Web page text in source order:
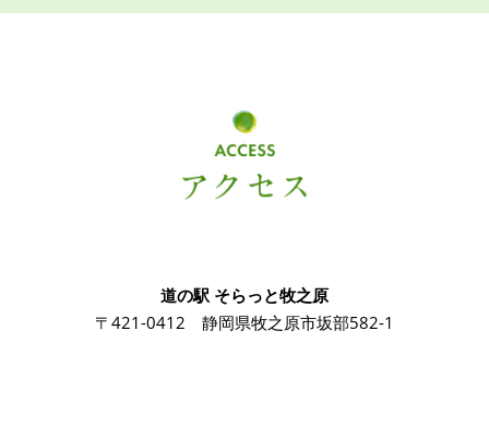
道の駅 そらっと牧之原
〒421-0412 静岡県牧之原市坂部582-1